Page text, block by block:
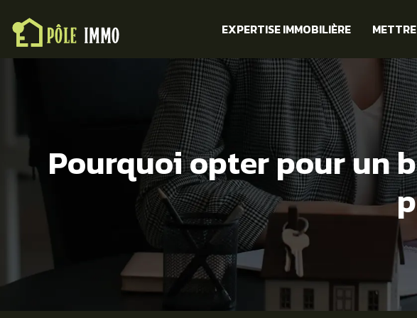
EXPERTISE IMMOBILIÈRE
Pourquoi opter pour un